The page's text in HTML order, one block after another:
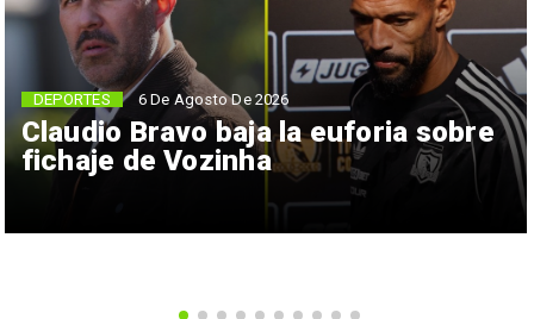
Claudio Bravo baja la euforia sobre
fichaje de Vozinha
DEPORTES 6 De Agosto De 2026